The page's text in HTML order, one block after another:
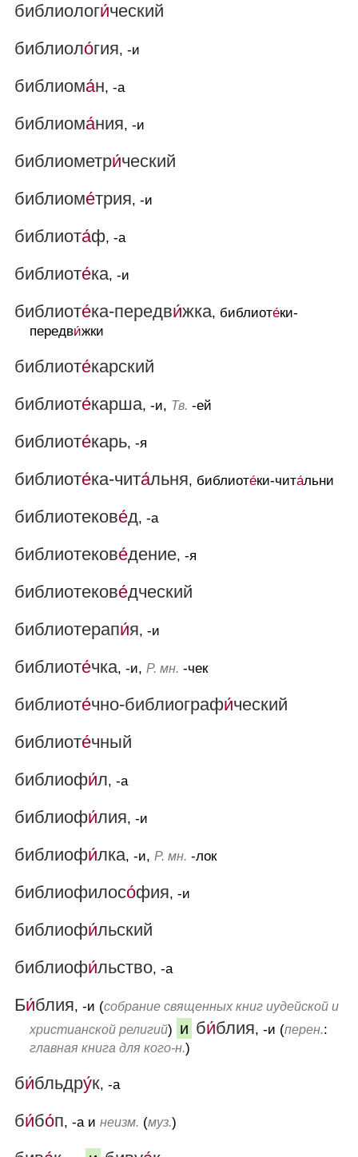
библиологи́ческий
библиоло́гия, -и
библиома́н, -а
библиома́ния, -и
библиометри́ческий
библиоме́трия, -и
библиота́ф, -а
библиоте́ка, -и
библиоте́ка-передви́жка, библиоте́ки-
передви́жки
библиоте́карский
библиоте́карша, -и, Тв. -ей
библиоте́карь, -я
библиоте́ка-чита́льня, библиоте́ки-чита́льни
библиотекове́д, -а
библиотекове́дение, -я
библиотекове́дческий
библиотерапи́я, -и
библиоте́чка, -и, Р. мн. -чек
библиоте́чно-библиографи́ческий
библиоте́чный
библиофи́л, -а
библиофи́лия, -и
библиофи́лка, -и, Р. мн. -лок
библиофилосо́фия, -и
библиофи́льский
библиофи́льство, -а
Би́блия, -и (собрание священных книг иудейской и
христианской религий) и би́блия, -и (перен.:
главная книга для кого-н.)
би́бльдру́к, -а
би́бо́п, -а и неизм. (муз.)